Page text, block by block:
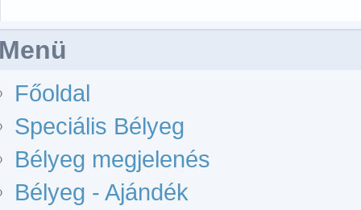
Főoldal
Speciális Bélyeg
Bélyeg megjelenés
Bélyeg - Ajándék